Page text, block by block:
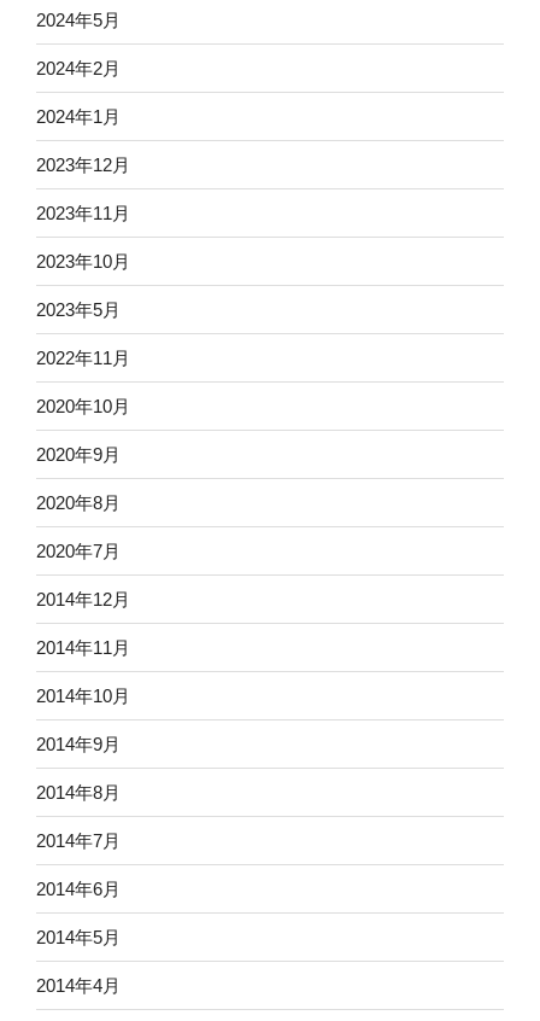
2024年5月
2024年2月
2024年1月
2023年12月
2023年11月
2023年10月
2023年5月
2022年11月
2020年10月
2020年9月
2020年8月
2020年7月
2014年12月
2014年11月
2014年10月
2014年9月
2014年8月
2014年7月
2014年6月
2014年5月
2014年4月